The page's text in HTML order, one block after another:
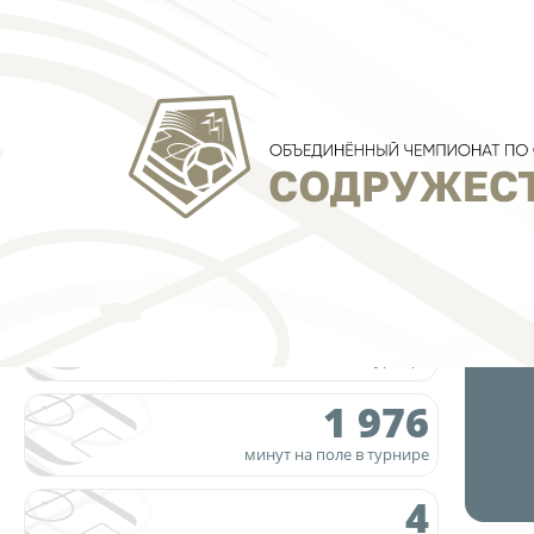
минут на поле в турнире
1 976
4